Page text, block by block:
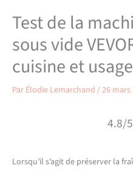
Test de la
sous vide
cuisine et
Par Élodie Lemarchand /26 mars
4.8/
Lorsqu’il s’agit de préserver la